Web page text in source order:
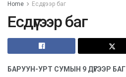
Home Есдүгээр баг
Есдүгээр баг
БАРУУН-УРТ СУМЫН 9 ДҮГЭЭР БАГ